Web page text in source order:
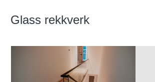
Glass rekkverk